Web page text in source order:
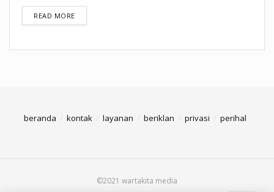
READ MOREDETAILS
beranda kontak layanan beriklan privasi perihal
©2021 wartakita media